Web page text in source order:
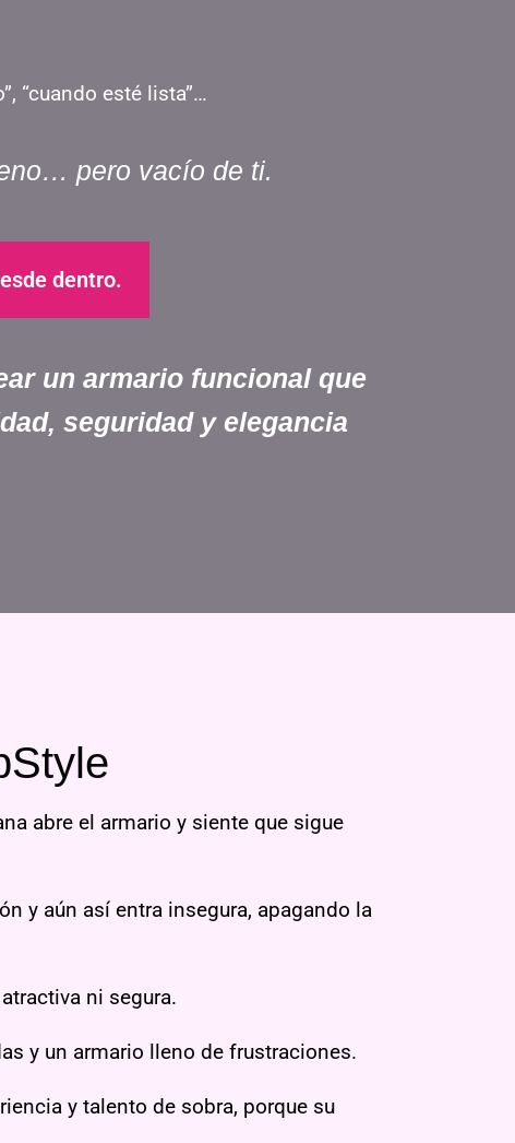
“cuando esté lista”…
pero vacío de ti.
dentro.
un armario funcional que
seguridad y elegancia
abre el armario y siente que sigue
y aún así entra insegura, apagando la
ni segura.
y un armario lleno de frustraciones.
y talento de sobra, porque su